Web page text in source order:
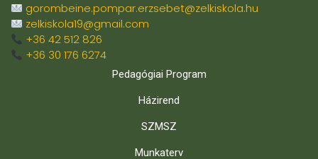
gorombeine.pompar.erzsebet@zelkiskola.hu
zelkiskola19@gmail.com
+36 42 512 826
+36 30 176 6274
Pedagógiai Program
Házirend
SZMSZ
Munkaterv